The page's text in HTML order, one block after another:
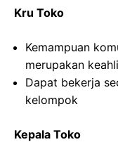
Kru Toko
Kemampuan
merupakan
Dapat bekerja
kelompok
Kepala Toko